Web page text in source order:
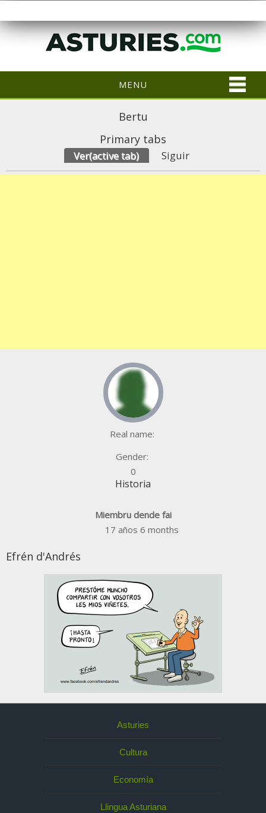
MENU
Bertu
Primary tabs
Ver(active tab) Siguir
Real name:
Gender:
0
Historia
Miembru dende fai
17 años 6 months
Efrén d'Andrés
Asturies
Cultura
Economía
Llingua Asturiana